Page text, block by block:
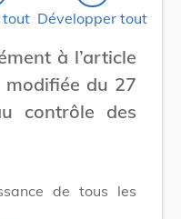
tout Développer tout
à l’article
du 27
contrôle des
de tous les